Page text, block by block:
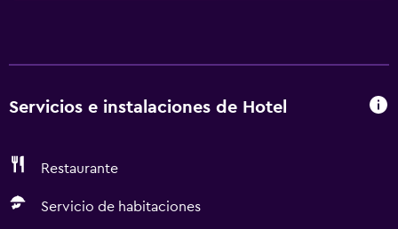
Servicios e instalaciones de Hotel
Restaurante
Servicio de habitaciones